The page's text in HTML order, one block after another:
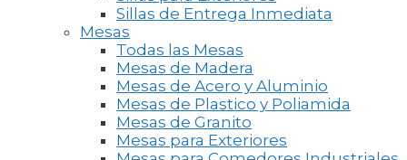
Sillas de Entrega Inmediata
Mesas
Todas las Mesas
Mesas de Madera
Mesas de Acero y Aluminio
Mesas de Plastico y Poliamida
Mesas de Granito
Mesas para Exteriores